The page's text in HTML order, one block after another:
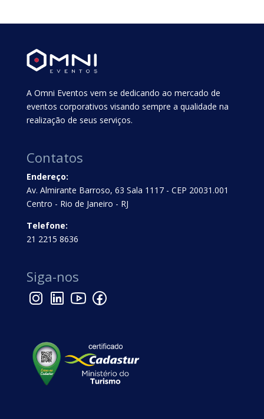
A Omni Eventos vem se dedicando ao mercado de
eventos corporativos visando sempre a qualidade na
realização de seus serviços.
Contatos
Endereço:
Av. Almirante Barroso, 63 Sala 1117 - CEP 20031.001
Centro - Rio de Janeiro - RJ
Telefone:
21 2215 8636
Siga-nos